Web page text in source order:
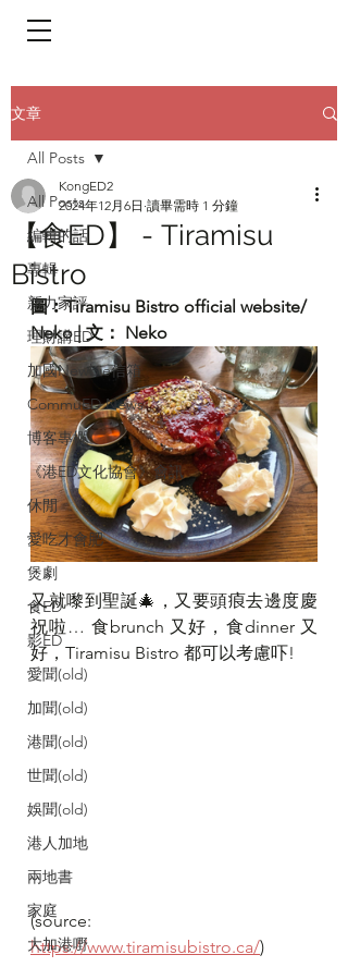
文章
All Posts
編輯的話
專輯
新力家評
理財講ED
加國Newbie信箱
CommuED News
博客專欄
《港ED文化協會》會訊
休閒
愛吃才會肥
煲劇
食ED
影ED
愛聞(old)
加聞(old)
港聞(old)
世聞(old)
娛聞(old)
港人加地
兩地書
家庭
大加港嘢
All Posts
【食ED】 - Tiramisu
Bistro
KongED2
2024年12月6日 讀畢需時 1 分鐘
圖︰Tiramisu Bistro official website/
Neko | 文： Neko
又就嚟到聖誕🎄，又要頭㾗去邊度慶
祝啦… 食brunch 又好，食dinner 又
好，Tiramisu Bistro 都可以考慮吓!
(source:
https://www.tiramisubistro.ca/)